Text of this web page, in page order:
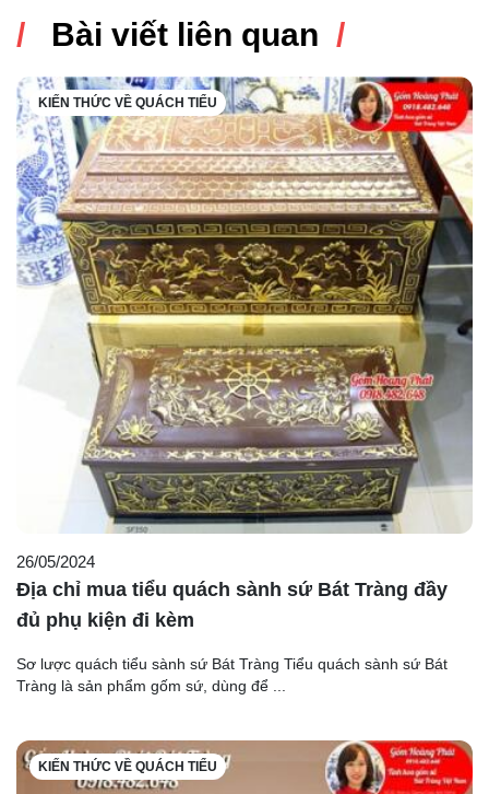
Bài viết liên quan
KIẾN THỨC VỀ QUÁCH TIỂU
26/05/2024
Địa chỉ mua tiểu quách sành sứ Bát Tràng đầy
đủ phụ kiện đi kèm
Sơ lược quách tiểu sành sứ Bát Tràng Tiểu quách sành sứ Bát
Tràng là sản phẩm gốm sứ, dùng để ...
KIẾN THỨC VỀ QUÁCH TIỂU